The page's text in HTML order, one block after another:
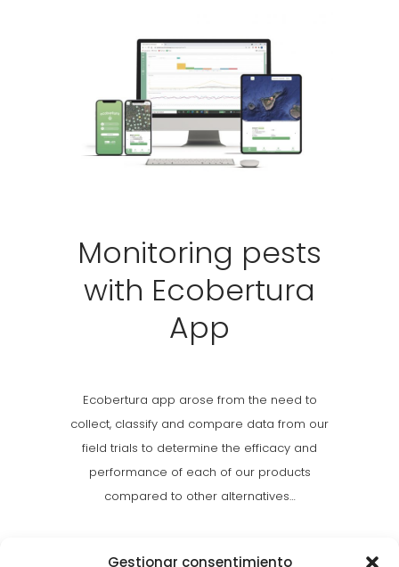
Gestionar consentimiento
Monitoring pests
with Ecobertura
App
Ecobertura app arose from the need to
collect, classify and compare data from our
field trials to determine the efficacy and
performance of each of our products
compared to other alternatives…